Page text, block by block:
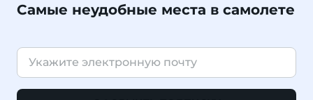
Самые неудобные места в самолете